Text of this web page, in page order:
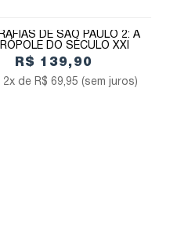
DE SÃO PAULO 2: A
DO SÉCULO XXI
R$ 139,90
2x de R$ 69,95 (sem juros)